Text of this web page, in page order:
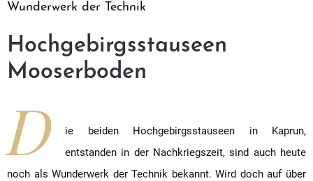
Wunderwerk der Technik
Hochgebirgsstauseen
Mooserboden
D
ie beiden Hochgebirgsstauseen in Kaprun,
entstanden in der Nachkriegszeit, sind auch heute
noch als Wunderwerk der Technik bekannt. Wird doch auf über